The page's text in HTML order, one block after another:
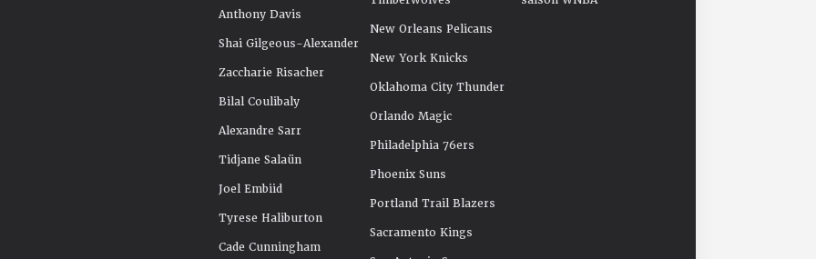
Anthony Davis
Shai Gilgeous-Alexander
Zaccharie Risacher
Bilal Coulibaly
Alexandre Sarr
Tidjane Salaün
Joel Embiid
Tyrese Haliburton
Cade Cunningham
New Orleans Pelicans
New York Knicks
Oklahoma City Thunder
Orlando Magic
Philadelphia 76ers
Phoenix Suns
Portland Trail Blazers
Sacramento Kings